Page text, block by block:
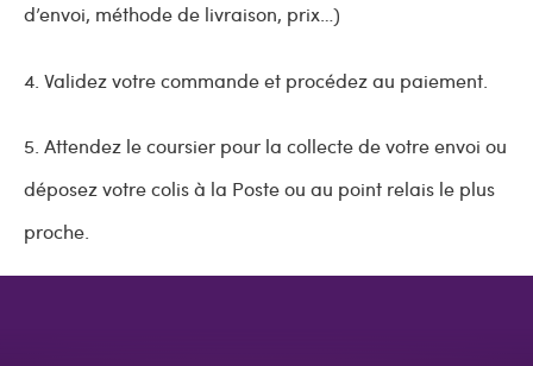
d’envoi, méthode de livraison, prix…)
4. Validez votre commande et procédez au paiement.
5. Attendez le coursier pour la collecte de votre envoi ou
déposez votre colis à la Poste ou au point relais le plus
proche.